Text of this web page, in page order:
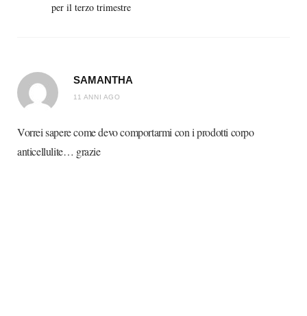
per il terzo trimestre
SAMANTHA
11 ANNI AGO
Vorrei sapere come devo comportarmi con i prodotti corpo
anticellulite… grazie